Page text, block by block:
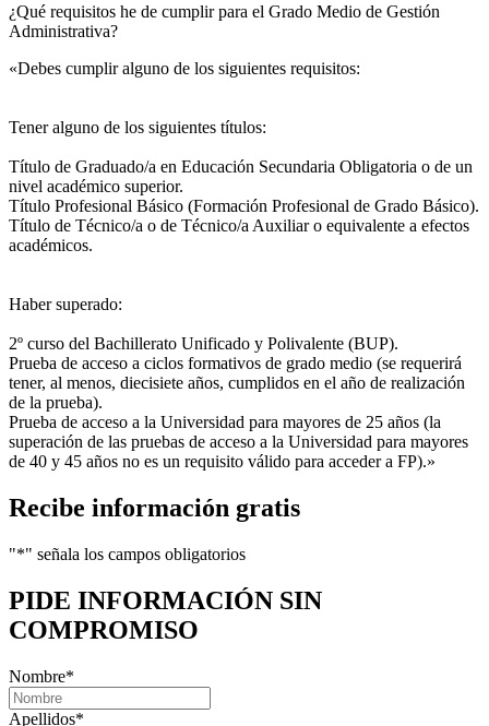
¿Qué requisitos he de cumplir para el Grado Medio de Gestión
Administrativa?
«Debes cumplir alguno de los siguientes requisitos:
Tener alguno de los siguientes títulos:
Título de Graduado/a en Educación Secundaria Obligatoria o de un
nivel académico superior.
Título Profesional Básico (Formación Profesional de Grado Básico).
Título de Técnico/a o de Técnico/a Auxiliar o equivalente a efectos
académicos.
Haber superado:
2º curso del Bachillerato Unificado y Polivalente (BUP).
Prueba de acceso a ciclos formativos de grado medio (se requerirá
tener, al menos, diecisiete años, cumplidos en el año de realización
de la prueba).
Prueba de acceso a la Universidad para mayores de 25 años (la
superación de las pruebas de acceso a la Universidad para mayores
de 40 y 45 años no es un requisito válido para acceder a FP).»
Recibe información gratis
"*" señala los campos obligatorios
PIDE INFORMACIÓN SIN
COMPROMISO
Nombre*
Apellidos*